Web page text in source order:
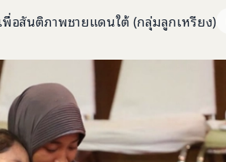
พื่อสันติภาพชายแดนใต้ (กลุ่มลูกเหรียง)